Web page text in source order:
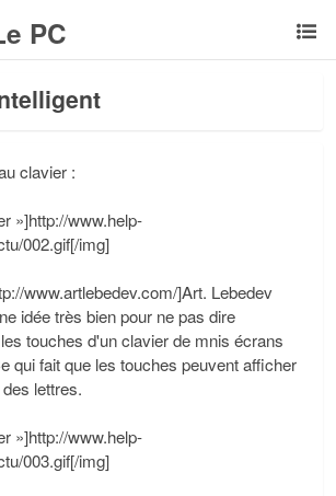
PC
clavier :
»]http://www.help-
002.gif[/img]
www.artlebedev.com/]Art. Lebedev
idée très bien pour ne pas dire
touches d'un clavier de mnis écrans
qui fait que les touches peuvent afficher
lettres.
»]http://www.help-
003.gif[/img]